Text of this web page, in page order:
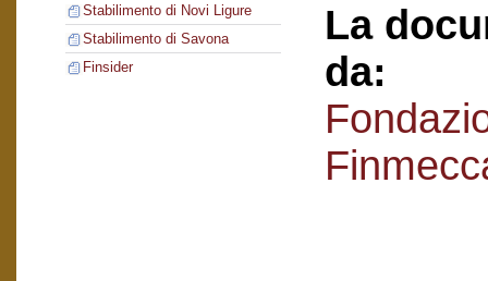
Stabilimento di Novi Ligure
Stabilimento di Savona
Finsider
La
da: